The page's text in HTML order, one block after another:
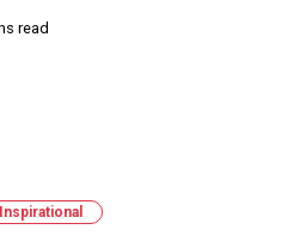
read
Inspirational